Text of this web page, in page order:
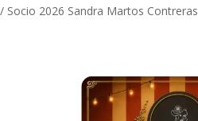
/ Socio 2026 Sandra Martos Contreras